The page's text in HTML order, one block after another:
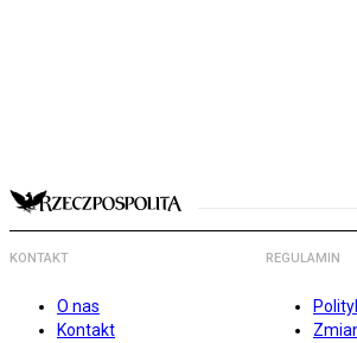
KONTAKT
O nas
Kontakt
REGULAMIN